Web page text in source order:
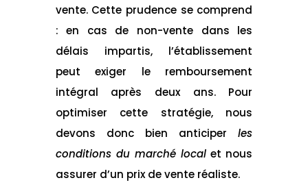
vente. Cette prudence se comprend
: en cas de non-vente dans les
délais impartis, l’établissement
peut exiger le remboursement
intégral après deux ans. Pour
optimiser cette stratégie, nous
devons donc bien anticiperles
conditions du marché local et nous
assurer d’un prix de vente réaliste.